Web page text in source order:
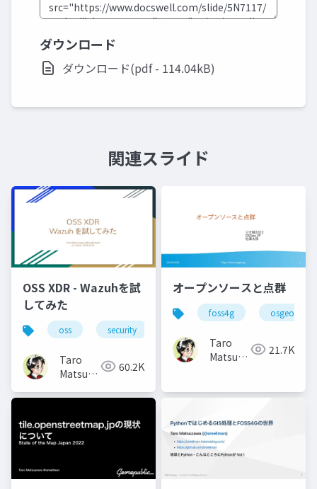
ダウンロード
ダウンロード(pdf - 114.04kB)
関連スライド
OSS XDR - Wazuhを試
してみた
oss security
Taro
Matsuzawa
btm
60.2K
オープンソースと点群
foss4g osgeo
Taro
Matsuzawa 21.7K